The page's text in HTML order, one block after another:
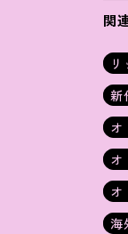
関
新
オ
オ
オ
海